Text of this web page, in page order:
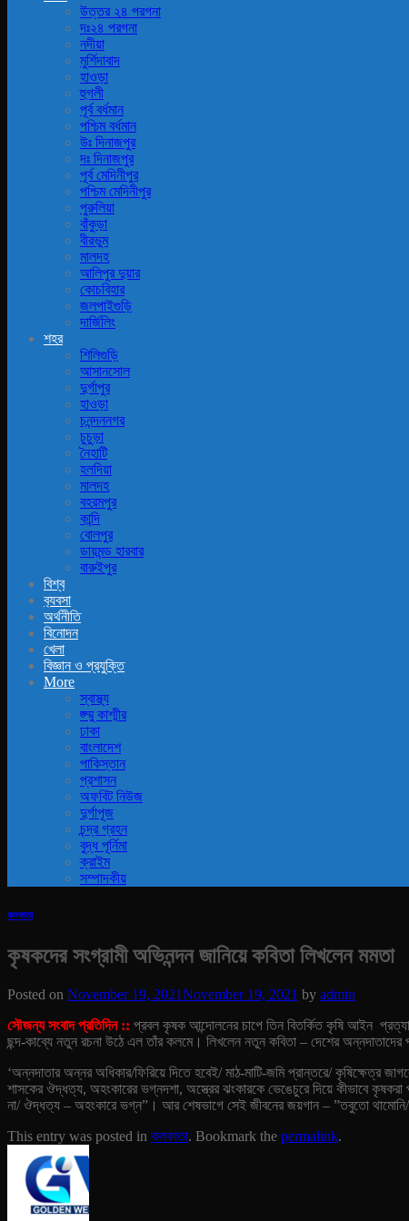
উত্তর ২৪ পরগনা
দঃ২৪ পরগনা
নদীয়া
মুর্শিদাবাদ
হাওড়া
হুগলী
পূর্ব বর্ধমান
পশ্চিম বর্ধমান
উঃ দিনাজপুর
দঃ দিনাজপুর
পূর্ব মেদিনীপুর
পশ্চিম মেদিনীপুর
পুরুলিয়া
বাঁকুড়া
বীরভুম
মালদহ
আলিপুর দুয়ার
কোচবিহার
জলপাইগুড়ি
দার্জিলিং
শহর
শিলিগুড়ি
আসানসোল
দুর্গাপুর
হাওড়া
চনন্দননগর
চুচুড়া
নৈহাটি
হলদিয়া
মালদহ
বহরমপুর
কান্দি
বোলপুর
ডায়মন্ড হারবার
বারুইপুর
বিশ্ব
ব‍্যবসা
অর্থনীতি
বিনোদন
খেলা
বিজ্ঞান ও প্রযুক্তি
More
স্বাস্থ্য
জ্ম্মু কাশ্মীর
ঢাকা
বাংলাদেশ
পাকিস্তান
প্রশাসন
অফবিট নিউজ
দুর্গাপূজ
চন্দ্র গ্রহন
বুদ্ধ পূর্নিমা
ক্রাইম
সম্পাদকীয়
কলকাতা
কৃষকদের সংগ্রামী অভিনন্দন জানিয়ে কবিতা লিখলেন মমতা
Posted on November 19, 2021November 19, 2021 by admin
সৌজন্য সংবাদ প্রতিদিন :: প্রবল কৃষক আন্দোলনের চাপে তিন বিতর্কিত কৃষি আইন
ছন্দ-কাব্যে নতুন রচনা উঠে এল তাঁর কলমে। লিখলেন নতুন কবিতা – দেশের অন্নদাতাদের
‘অন্নদাতার অন্নর অধিকার/ফিরিয়ে দিতে হবেই/ মাঠ-মাটি-জমি প্রান্তরে/ কৃষিক্ষেত্র
শাসকের ঔদ্ধত্য, অহংকারের ভগ্নদশা, অস্ত্রের ঝংকারকে ভেঙেচুরে দিয়ে কীভাবে
না/ ঔদ্ধত্য – অহংকারে ভগ্ন”। আর শেষভাগে সেই জীবনের জয়গান – ”তবুতো
This entry was posted in কলকাতা. Bookmark the permalink.